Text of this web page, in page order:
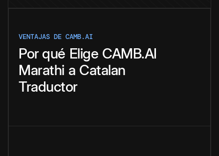
VENTAJAS DE CAMB.AI
Por qué Elige CAMB.AI
Marathi a Catalan
Traductor